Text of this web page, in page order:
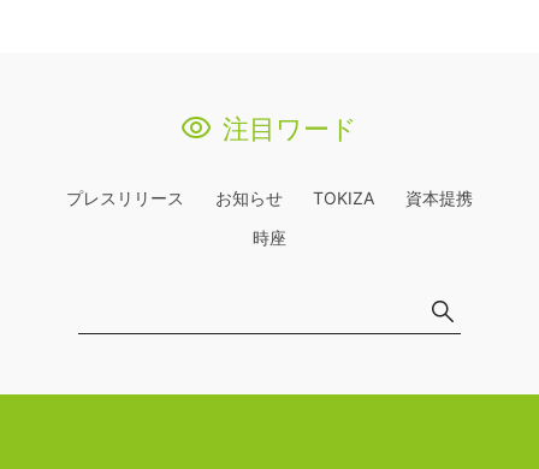
注目ワード
プレスリリース お知らせ TOKIZA
資本提携
時座